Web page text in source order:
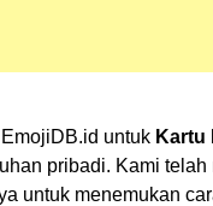
untuk Kartu
pribadi. Kami
untuk menemukan